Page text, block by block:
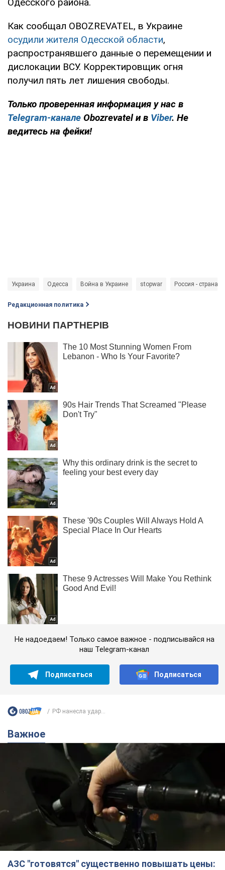
Одесского района.
Как сообщал OBOZREVATEL, в Украине
осудили жителя Одесской области,
распространявшего данные о перемещении и
дислокации ВСУ. Корректировщик огня
получил пять лет лишения свободы.
Только проверенная информация у нас в
Telegram-канале Obozrevatel и в Viber. Не
ведитесь на фейки!
Украина Одесса Война в Украине stopwar Россия - страна-
Редакционная политика
Не надоедаем! Только самое важное - подписывайся на
наш Telegram-канал
Подписаться Подписаться
РФ нанесла удар...
Важное
АЗС "готовятся" существенно повышать цены: